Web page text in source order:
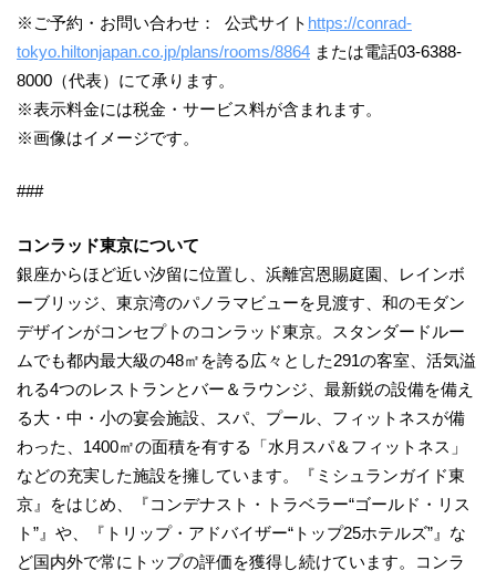
※ご予約・お問い合わせ： 公式サイト https://conrad-
tokyo.hiltonjapan.co.jp/plans/rooms/8864 または電話03-6388-
8000（代表）にて承ります。
※表示料金には税金・サービス料が含まれます。
※画像はイメージです。
###
コンラッド東京について
銀座からほど近い汐留に位置し、浜離宮恩賜庭園、レインボ
ーブリッジ、東京湾のパノラマビューを見渡す、和のモダン
デザインがコンセプトのコンラッド東京。スタンダードルー
ムでも都内最大級の48㎡を誇る広々とした291の客室、活気溢
れる4つのレストランとバー＆ラウンジ、最新鋭の設備を備え
る大・中・小の宴会施設、スパ、プール、フィットネスが備
わった、1400㎡の面積を有する「水月スパ＆フィットネス」
などの充実した施設を擁しています。『ミシュランガイド東
京』をはじめ、『コンデナスト・トラベラー“ゴールド・リス
ト”』や、『トリップ・アドバイザー“トップ25ホテルズ”』な
ど国内外で常にトップの評価を獲得し続けています。コンラ